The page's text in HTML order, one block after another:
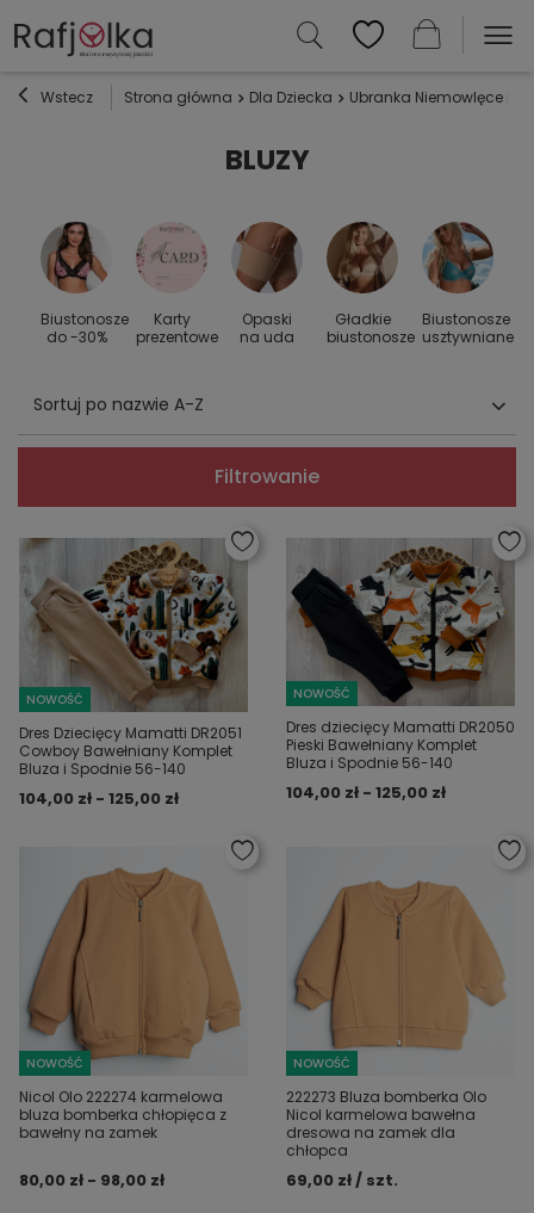
Wstecz Strona główna Dla Dziecka Ubranka Niemowlęce i
BLUZY
Biustonosze
do -30%
Karty
prezentowe
Opaski
na uda
Gładkie
biustonosze
Biustonosze
usztywniane
Sortuj po nazwie A-Z
Filtrowanie
NOWOŚĆ
Dres Dziecięcy Mamatti DR2051
Cowboy Bawełniany Komplet
Bluza i Spodnie 56-140
104,00 zł - 125,00 zł
NOWOŚĆ
Dres dziecięcy Mamatti DR2050
Pieski Bawełniany Komplet
Bluza i Spodnie 56-140
104,00 zł - 125,00 zł
NOWOŚĆ
Nicol Olo 222274 karmelowa
bluza bomberka chłopięca z
bawełny na zamek
80,00 zł - 98,00 zł
NOWOŚĆ
222273 Bluza bomberka Olo
Nicol karmelowa bawełna
dresowa na zamek dla
chłopca
69,00 zł / szt.